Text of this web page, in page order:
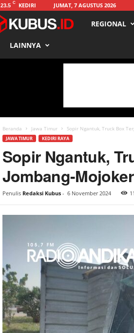
23.5 C KEDIRI JUMAT, 7 AGUSTUS 2026
s
REGIONAL
LAINNYA
Beranda Jawa Timur Sopir Ngantuk, Truck Box
JAWA TIMUR KEDIRI RAYA
Sopir Ngantuk,
Jombang-
Penulis Redaksi Kubus- 6 November 2024